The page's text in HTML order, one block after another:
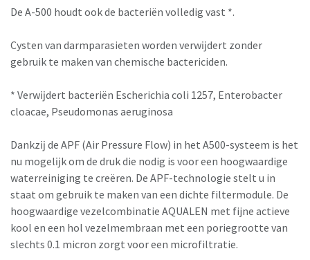
De A-500 houdt ook de bacteriën volledig vast *.
Cysten van darmparasieten worden verwĳdert zonder
gebruik te maken van chemische bactericiden.
* Verwĳdert bacteriën Escherichia coli 1257, Enterobacter
cloacae, Pseudomonas aeruginosa
Dankzĳ de APF (Air Pressure Flow) in het A500-systeem is het
nu mogelĳk om de druk die nodig is voor een hoogwaardige
waterreiniging te creëren. De APF-technologie stelt u in
staat om gebruik te maken van een dichte filtermodule. De
hoogwaardige vezelcombinatie AQUALEN met fijne actieve
kool en een hol vezelmembraan met een poriegrootte van
slechts 0.1 micron zorgt voor een microfiltratie.